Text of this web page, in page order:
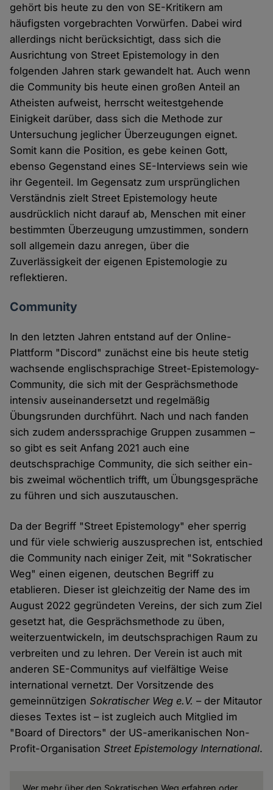
gehört bis heute zu den von SE-Kritikern am
häufigsten vorgebrachten Vorwürfen. Dabei wird
allerdings nicht berücksichtigt, dass sich die
Ausrichtung von Street Epistemology in den
folgenden Jahren stark gewandelt hat. Auch wenn
die Community bis heute einen großen Anteil an
Atheisten aufweist, herrscht weitestgehende
Einigkeit darüber, dass sich die Methode zur
Untersuchung jeglicher Überzeugungen eignet.
Somit kann die Position, es gebe keinen Gott,
ebenso Gegenstand eines SE-Interviews sein wie
ihr Gegenteil. Im Gegensatz zum ursprünglichen
Verständnis zielt Street Epistemology heute
ausdrücklich nicht darauf ab, Menschen mit einer
bestimmten Überzeugung umzustimmen, sondern
soll allgemein dazu anregen, über die
Zuverlässigkeit der eigenen Epistemologie zu
reflektieren.
Community
In den letzten Jahren entstand auf der Online-
Plattform "Discord" zunächst eine bis heute stetig
wachsende englischsprachige Street-Epistemology-
Community, die sich mit der Gesprächsmethode
intensiv auseinandersetzt und regelmäßig
Übungsrunden durchführt. Nach und nach fanden
sich zudem anderssprachige Gruppen zusammen –
so gibt es seit Anfang 2021 auch eine
deutschsprachige Community, die sich seither ein-
bis zweimal wöchentlich trifft, um Übungsgespräche
zu führen und sich auszutauschen.
Da der Begriff "Street Epistemology" eher sperrig
und für viele schwierig auszusprechen ist, entschied
die Community nach einiger Zeit, mit "Sokratischer
Weg" einen eigenen, deutschen Begriff zu
etablieren. Dieser ist gleichzeitig der Name des im
August 2022 gegründeten Vereins, der sich zum Ziel
gesetzt hat, die Gesprächsmethode zu üben,
weiterzuentwickeln, im deutschsprachigen Raum zu
verbreiten und zu lehren. Der Verein ist auch mit
anderen SE-Communitys auf vielfältige Weise
international vernetzt. Der Vorsitzende des
gemeinnützigenSokratischer Weg e.V. – der Mitautor
dieses Textes ist – ist zugleich auch Mitglied im
"Board of Directors" der US-amerikanischen Non-
Profit-OrganisationStreet Epistemology International.